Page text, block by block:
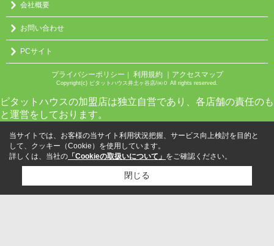
会社概要
お問い合わせ
PCサイト
プライバシーポリシー 利用規約 ｜アクセスマップ
Copyright(c) ピタットハウス井土ヶ谷店/㈱０ All rights reserved.
ピタットハウスの加盟店は独立自営であり、各店舗の責任のも
と運営をしております。
当サイトでは、お客様の当サイト利用状況把握、サービス向上検討を目的と
して、クッキー（Cookie）を使用しています。
詳しくは、当社の 「Cookieの取扱いについて」 をご確認ください。
閉じる